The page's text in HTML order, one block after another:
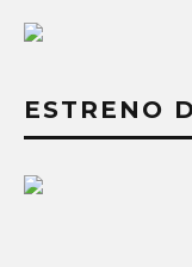
ESTRENO